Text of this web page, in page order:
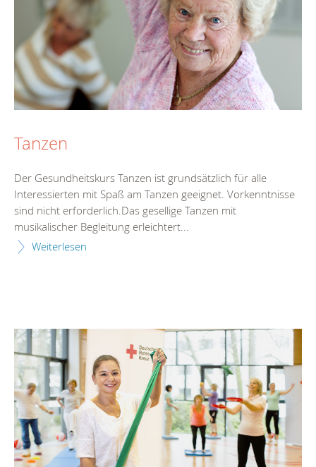
Tanzen
Der Gesundheitskurs Tanzen ist grundsätzlich für alle
Interessierten mit Spaß am Tanzen geeignet. Vorkenntnisse
sind nicht erforderlich.Das gesellige Tanzen mit
musikalischer Begleitung erleichtert...
Weiterlesen